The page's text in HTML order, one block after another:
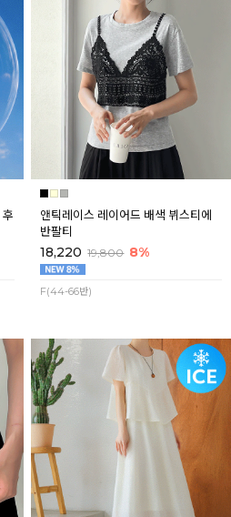
앤틱레이스 레이어드 배색 뷔스티에
반팔티
18,220 19,800 8%
F(44-66반)